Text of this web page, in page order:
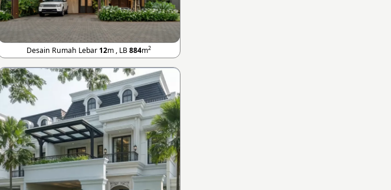
Desain Rumah Lebar 12m , LB884m2